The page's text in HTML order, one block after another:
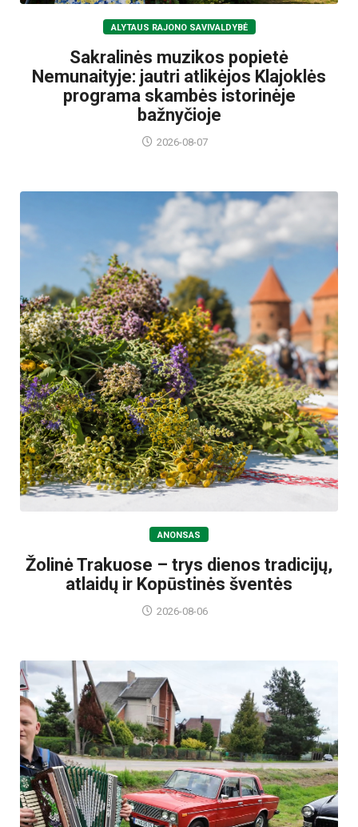
ALYTAUS RAJONO SAVIVALDYBĖ
Sakralinės muzikos popietė
Nemunaityje: jautri atlikėjos Klajoklės
programa skambės istorinėje
bažnyčioje
2026-08-07
ANONSAS
Žolinė Trakuose – trys dienos tradicijų,
atlaidų ir Kopūstinės šventės
2026-08-06